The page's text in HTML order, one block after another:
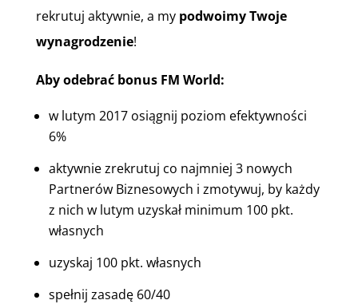
rekrutuj aktywnie, a my podwoimy Twoje
wynagrodzenie!
Aby odebrać bonus FM World:
w lutym 2017 osiągnij poziom efektywności
6%
aktywnie zrekrutuj co najmniej 3 nowych
Partnerów Biznesowych i zmotywuj, by każdy
z nich w lutym uzyskał minimum 100 pkt.
własnych
uzyskaj 100 pkt. własnych
spełnij zasadę 60/40